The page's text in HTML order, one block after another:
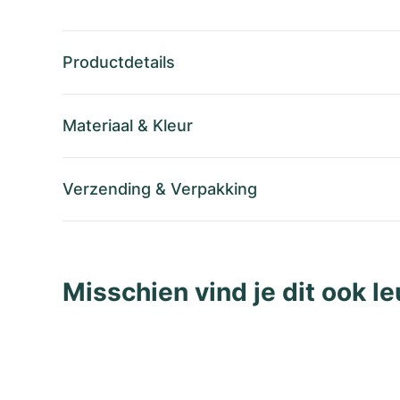
Productdetails
Materiaal & Kleur
Verzending & Verpakking
Misschien vind je dit ook